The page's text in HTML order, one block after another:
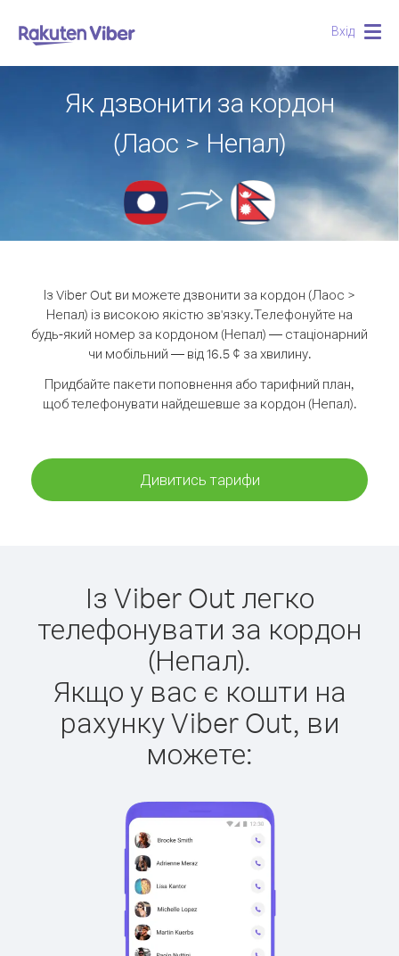
Вхід
Як дзвонити за кордон
(Лаос > Непал)
Із Viber Out ви можете дзвонити за кордон (Лаос >
Непал) із високою якістю зв'язку.Телефонуйте на
будь-який номер за кордоном (Непал) — стаціонарний
чи мобільний — від 16.5 ¢ за хвилину.
Придбайте пакети поповнення або тарифний план,
щоб телефонувати найдешевше за кордон (Непал).
Дивитись тарифи
Із Viber Out легко
телефонувати за кордон
(Непал).
Якщо у вас є кошти на
рахунку Viber Out, ви
можете: